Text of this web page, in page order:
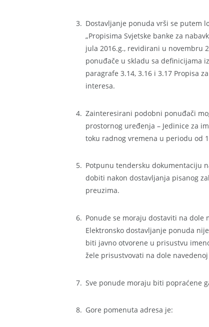
Dostavljanje ponuda vrši se putem
„Propisima Svjetske banke za
jula 2016.g., revidirani u novembru
ponuđače u skladu sa definicijama
paragrafe 3.14, 3.16 i 3.17 Propisa
interesa.
Zainteresirani podobni ponuđači
prostornog uređenja – Jedinice za
toku radnog vremena u periodu od
Potpunu tendersku dokumentaciju
dobiti nakon dostavljanja pisanog
preuzima.
Ponude se moraju dostaviti na dole
Elektronsko dostavljanje ponuda
biti javno otvorene u prisustvu
žele prisustvovati na dole
Sve ponude moraju biti popraćene
Gore pomenuta adresa je: